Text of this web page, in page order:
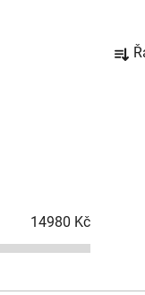
a
14980 Kč